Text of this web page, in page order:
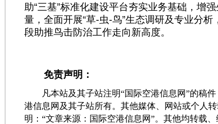
助“三基”标准化建设平台夯实业务基础，增
量，全面开展“草-虫-鸟”生态调研及专业分析
段助推鸟击防治工作走向新高度。
免责声明：
凡本站及其子站注明“国际空港信息网”的稿件
港信息网及其子站所有。其他媒体、网站或个人
明：“文章来源：国际空港信息网”。其他均转载